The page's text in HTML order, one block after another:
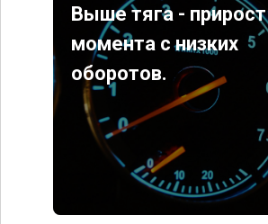
Выше тяга - прирост
момента с низких
оборотов.